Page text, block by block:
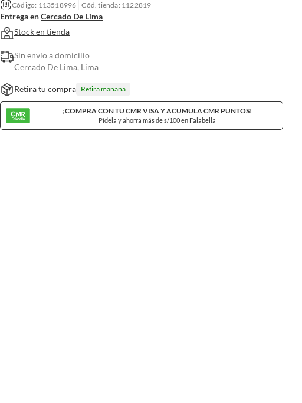
Código: 113518996 Cód. tienda: 1122819
Entrega enCercado De Lima
Stock en tienda
Sin envío a domicilio
Cercado De Lima, Lima
Retira tu compra Retira mañana
¡COMPRA CON TU CMR VISA Y ACUMULA CMR PUNTOS!
Pídela y ahorra más de s/100 en Falabella